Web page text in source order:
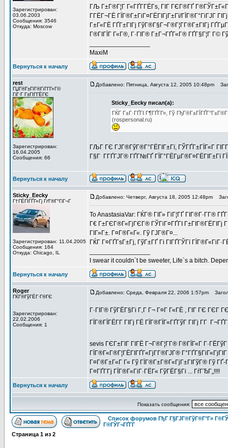
Зарегистрирован:
03.06.2003
Сообщения: 3546
Откуда: Moscow
ГЉ Г±Г®Г¦Г Г«ГҐГ­ГЁГѕ, ГІГ ГЄГ®ГҐ
Г­ГЁГ¬ГЁ ГЇГ®Г±ГіГ¤ГЁГІГјГ±Гї/ГЇГ®Г°ГіГЈГ
Г±Г«ГЁ ГҐГ±ГІГј ГўГ®Г§Г¬Г®Г¦Г­Г®Г±ГІГј
Г®ГІГЇГ Г«Г®, Г·ГІГ® Г±Г¬ГҐГ«Г® ГҐГ§Г¦Г Г©
MaxiM
Вернуться к началу
rest
ГЏГ®Г±ГІГ®ГїГ­Г­Г»Г©
ГіГ·Г Г±ГІГ­ГЁГЄ
Зарегистрирован:
16.04.2005
Сообщения: 66
Добавлено: Пятница, Августа 12, 2005 10:48pm
Sticky_Eecky писал(а):
ГЌГ Г±Г·ГҐГІ Г¶ГҐГ­Г», Гў
(rospersonal.ru)
ГЉГ ГЄ ГЈГ®ГўГ®Г°ГЁГІГ±Гї, ГЎГҐГ±ГЇГ«Г
Г§Г Г­ГҐГЈГ® ГҐГ№ГҐ ГЇГ°ГЁГµГ®Г¤ГЁГІГ±Гї
Вернуться к началу
Sticky_Eecky
Г†ГЁГІГҐГ«Гј ГґГ®Г°ГіГ¬Г
Зарегистрирован: 11.04.2005
Сообщения: 164
Откуда: Chicago, IL
Добавлено: Четверг, Августа 18, 2005 12:48pm
To AnastasiaVar: ГЌГ® ГІГ» ГіГ¦ГҐ ГІГ®Г·Г­Г®
Г€ Г±ГЄГ®Г«ГјГЄГ® ГЎГіГ¤ГҐГІ
ГІГ»Г±. Г¤Г®Г«Г«. Гў ГЈГ®Г¤...
ГЌГ Г¤ГҐГѕГ±Гј, ГўГ±ГҐ Гі ГІГҐГЎГї
I swear it couldn`t be sweeter, Life`s a bitch.
Вернуться к началу
Roger
ГЌГ®ГўГЁГ·Г®ГЄ
Зарегистрирован:
22.02.2006
Сообщения: 1
Добавлено: Среда, Февраля 22, 2006 1:57pm
Г·ГІГ® ГўГЁГ§Гі Г‚Г Г¬ Г¤Г Г«ГЁ , ГІГ ГЄ ГЄГ
ГЇГ®ГЇГЁГ­Г ГІГј ГЁ ГЇГ®ГЇГ«ГҐГўГ ГІГј Г­Г
sevis ГЄГ±ГІГ ГІГЁ Г¬Г®Г¦Г­Г® Г®ГЇГ«Г
ГЇГ®Г«Г®Г¦ГЁГІГҐГ«ГјГ­Г®ГЈГ®
Г¤Г®Г±Г«Г Г« Гў ГЇГ®Г±Г®Г«ГјГ±ГІГўГ® Гў
Г¤ГҐГ­Гј ГЇГ®Г«ГіГ·ГЁГ« ГўГЁГ§Гі ... ГѓГЂГ„!!!!
Вернуться к началу
Показать сообщения:
Список форумов ГђГ Г§ГЈГ®ГўГ®Г°Г»
Г®ГЎГ¬ГҐГ­Г
Страница 1 из 2